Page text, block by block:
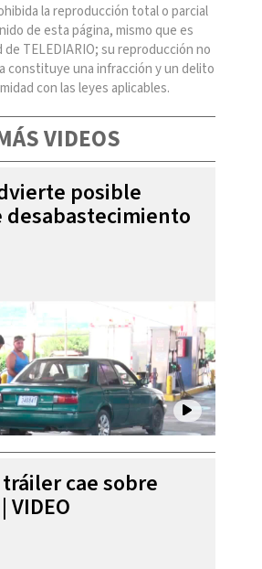
la reproducción total o parcial
de esta página, mismo que es
de TELEDIARIO; su reproducción no
constituye una infracción y un delito
con las leyes aplicables.
VIDEOS
posible
desabastecimiento
cae sobre